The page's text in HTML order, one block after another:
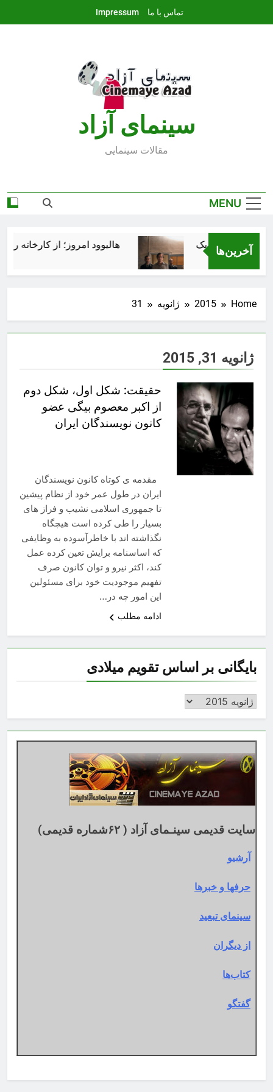
تماس با ما Impressum
سينماى آزاد
مقالات سينمايى
MENU
آخرین‌ها هالیوود امروز؛ از کارخانه
Home
2015 ژانویه 31
ژانویه 31, 2015
حقیقت: شکل اول، شکل دوم
از اکبر معصوم بیگی عضو
کانون نویسندگان ایران
مقدمه ی کوتاه کانون نویسندگان
ایران در طول عمر خود از نظام پیشین
تا جمهوری اسلامی نشیب و فراز های
بسیار را طی کرده است هیچگاه
نگذاشته اند با خاطرآسوده به وظایفی
که اساسنامه برایش تعین کرده عمل
کند، اکثر نیرو و توان کانون صرف
تفهیم موجودیت خود برای مسئولین
این امور چه در…
ادامه مطلب
بایگانی بر اساس تقویم میلادی
بایگانی
اساس
تقویم
میلادی
سایت قدیمی سینـمای آزاد ( ۶۲شماره قدیمی)
آرشیو
حرفها و خبرها
سینمای تبعید
از دیگران
کتاب‌ها
گفتگو